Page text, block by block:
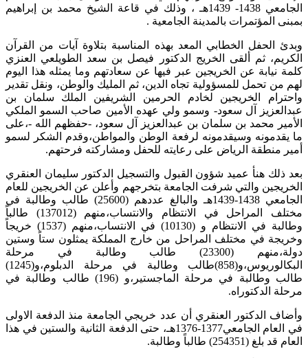
الجامعي 1438- 1439هـ ، وذلك في قاعة الشيخ محمد بن إبراهيم
بمبنى المؤتمرات بالمدينة الجامعية .
‎وبدئ الحفل الخطابي المعد بهذه المناسبة بتلاوة آيات من القرآن
الكريم، ثم ألقى الخريج الدكتور فيصل بن سعد الطويلعي العنزي
كلمة نيابة عن الخريجين عبر فيها عن سعادتهم وما يمثله هذا اليوم
لهم من تحمل للمسؤولية تجاه الدين، ثم المليك والوطن، ونقل تقدير
واحترام الخريجين لخادم الحرمين الشريفين الملك سلمان بن
عبدالعزيز آل سعود- وسمو ولي عهده الأمين صاحب السمو الملكي
الأمير محمد بن سلمان بن عبدالعزيز آل سعود، -حفظهم الله -،على
ما يقدمونه وسيقدمونه لرفعة الوطن والمواطن،وقدم الشكر لسمو
أمير منطقة الرياض على رعايته للحفل ومشاركته فرحتهم.
‎بعد ذلك هنأ عميد شؤون القبول والتسجيل الدكتور سليمان العنقري
الخريجين والتي شرفت الجامعة بتخرجهم وأعلن عن الخريجين للعام
الجامعي 1438-1439هـ والبالغ عددهم (25600) طالب وطالبة في
مختلف المراحل في الانتظام والانتساب،منهم (137012) طالباً
وطالبة في الانتظام و (10130) في الانتساب،منهم (1537) خريجاً
وخريجة في مختلف المراحل من خارج المملكة يمثلون ستاً وستين
دولة،منهم (23300) طالب وطالبة في مرحلة
البكالوريوس،و(858)طالب وطالبة في مرحلة الدبلوم،و(1245)
طالب وطالبة في مرحلة الماجستير،و (196) طالب وطالبة في
مرحلة الدكتوراه.
‎وأضاف الدكتور العنقري أن عدد خريجي الجامعة منذ الدفعة الاولى
في العام الجامعي1377-1376هـ، حتى الدفعة الثانية والستين في هذا
العام قد بلغ (254351) طالباً وطالبة.